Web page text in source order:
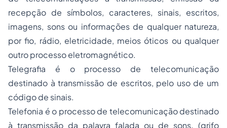
recepção de símbolos, caracteres, sinais, escritos,
imagens, sons ou informações de qualquer natureza,
por fio, rádio, eletricidade, meios óticos ou qualquer
outro processo eletromagnético.
Telegrafia é o processo de telecomunicação
destinado à transmissão de escritos, pelo uso de um
código de sinais.
Telefonia é o processo de telecomunicação destinado
à transmissão da palavra falada ou de sons. (grifo